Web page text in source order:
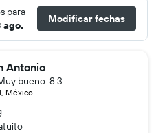
para
ago.
Modificar fechas
Antonio
México
8.3
bueno